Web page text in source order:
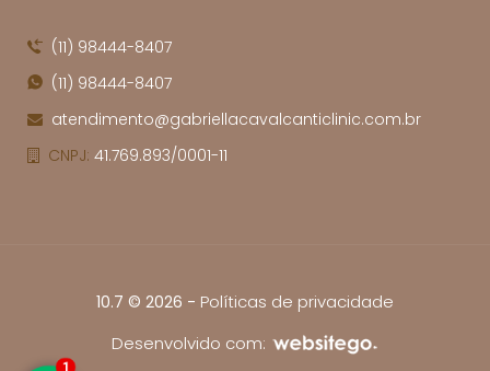
(11) 98444-8407
(11) 98444-8407
atendimento@gabriellacavalcanticlinic.com.br
CNPJ: 41.769.893/0001-11
10.7 © 2026 - Políticas de privacidade
Desenvolvido com:
1